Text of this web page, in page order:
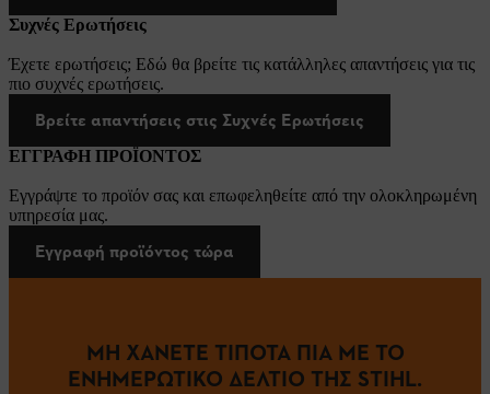
Συχνές Ερωτήσεις
Έχετε ερωτήσεις; Εδώ θα βρείτε τις κατάλληλες απαντήσεις για τις
πιο συχνές ερωτήσεις.
Βρείτε απαντήσεις στις Συχνές Ερωτήσεις
ΕΓΓΡΑΦΗ ΠΡΟΪΟΝΤΟΣ
Εγγράψτε το προϊόν σας και επωφεληθείτε από την ολοκληρωμένη
υπηρεσία μας.
Εγγραφή προϊόντος τώρα
ΜΗ ΧΑΝΕΤΕ ΤΙΠΟΤΑ ΠΙΑ ΜΕ ΤΟ
ΕΝΗΜΕΡΩΤΙΚΟ ΔΕΛΤΙΟ ΤΗΣ STIHL.